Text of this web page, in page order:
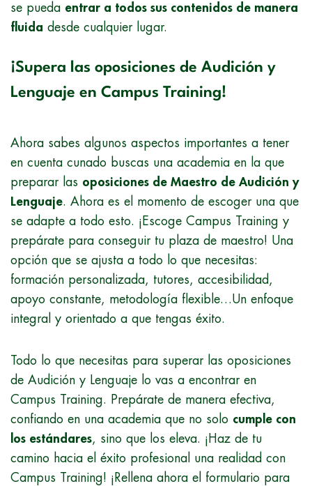
se pueda entrar a todos sus contenidos de manera
fluida desde cualquier lugar.
¡Supera las oposiciones de Audición y
Lenguaje en Campus Training!
Ahora sabes algunos aspectos importantes a tener
en cuenta cunado buscas una academia en la que
preparar las oposiciones de Maestro de Audición y
Lenguaje . Ahora es el momento de escoger una que
se adapte a todo esto. ¡Escoge Campus Training y
prepárate para conseguir tu plaza de maestro! Una
opción que se ajusta a todo lo que necesitas:
formación personalizada, tutores, accesibilidad,
apoyo constante, metodología flexible…Un enfoque
integral y orientado a que tengas éxito.
Todo lo que necesitas para superar las oposiciones
de Audición y Lenguaje lo vas a encontrar en
Campus Training. Prepárate de manera efectiva,
confiando en una academia que no solo cumple con
los estándares , sino que los eleva. ¡Haz de tu
camino hacia el éxito profesional una realidad con
Campus Training! ¡Rellena ahora el formulario para